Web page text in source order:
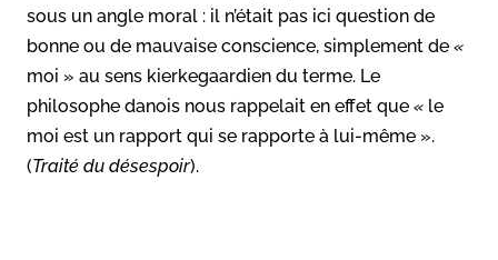
sous un angle moral : il n’était pas ici question de
bonne ou de mauvaise conscience, simplement de «
moi » au sens kierkegaardien du terme. Le
philosophe danois nous rappelait en effet que « le
moi est un rapport qui se rapporte à lui-même ».
(Traité du désespoir).